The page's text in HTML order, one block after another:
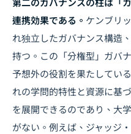
連携効果である。 ケンブリ
れ独立したガバナンス構造
持つ。この「分権型」ガバ
予想外の役割を果たしてい
れの学問的特性と資源に基
を展開できるのであり、大
がない。例えば、ジャッジ